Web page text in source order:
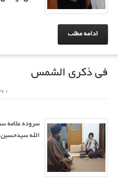
ادامه مطلب
في ذكرى الشمس
1 247
سروده علامه
الله